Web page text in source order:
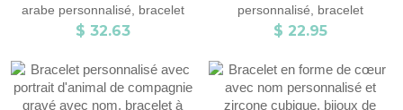
arabe personnalisé, bracelet
avec plaque signalétique arabe,
Ramadan de l'Aïd al-Adha,
cadeau pour
elle/lui/couple/famille
$ 32.63
personnalisé, bracelet
extensible avec citation
d'anniversaire/fête des
mères/anniversaire pour
elle/maman/couple/amis
$ 22.95